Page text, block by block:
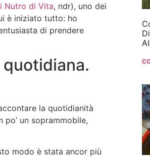
Nutro di Vita, ndr), uno dei
è iniziato tutto: ho
di prendere
la quotidianità
un soprammobile,
modo è stata ancor più